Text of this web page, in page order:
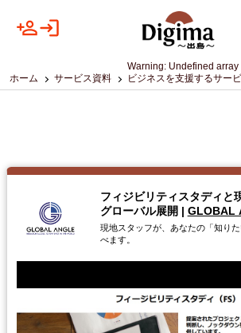
ホーム サービス資料
Warning: Undefined
ビジネスを支援するサー
フィジビリティスタディと
グローバル展開 | GLOBAL
現地スタッフが、あなたの「知り
べます。